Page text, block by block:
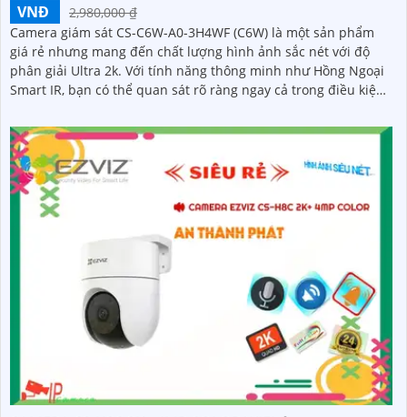
VNĐ
2,980,000 ₫
Camera giám sát CS-C6W-A0-3H4WF (C6W) là một sản phẩm
giá rẻ nhưng mang đến chất lượng hình ảnh sắc nét với độ
phân giải Ultra 2k. Với tính năng thông minh như Hồng Ngoại
Smart IR, bạn có thể quan sát rõ ràng ngay cả trong điều kiện